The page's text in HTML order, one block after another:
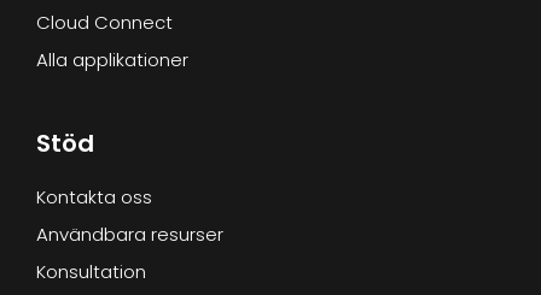
Cloud Connect
Alla applikationer
Stöd
Kontakta oss
Användbara resurser
Konsultation